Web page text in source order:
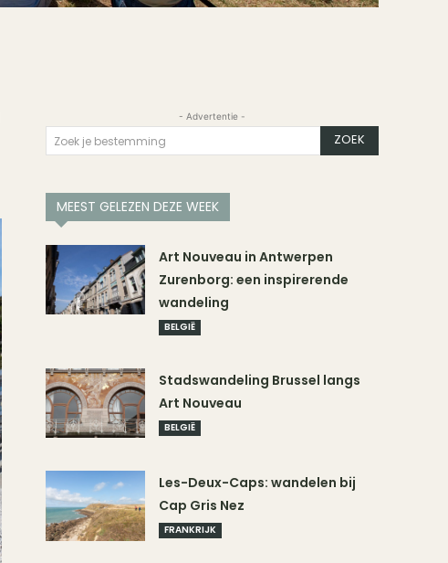
- Advertentie -
Zoek je bestemming ZOEK
MEEST GELEZEN DEZE WEEK
Art Nouveau in Antwerpen
Zurenborg: een inspirerende
wandeling
BELGIË
Stadswandeling Brussel langs
Art Nouveau
BELGIË
Les-Deux-Caps: wandelen bij
Cap Gris Nez
FRANKRIJK